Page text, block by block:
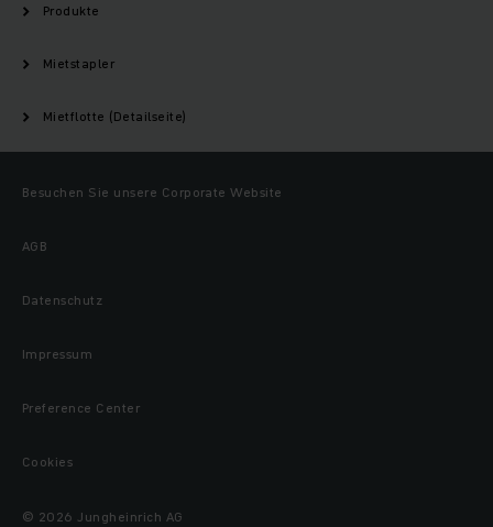
Produkte
Mietstapler
Mietflotte (Detailseite)
Besuchen Sie unsere Corporate Website
AGB
Datenschutz
Impressum
Preference Center
Cookies
© 2026 Jungheinrich AG